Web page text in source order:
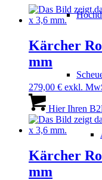
Kärcher
mm
279,00 € exkl.
Hier Ihren
Kärcher
mm